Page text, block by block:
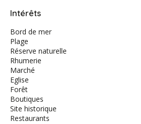
Intérêts
Bord de mer
Plage
Réserve naturelle
Rhumerie
Marché
Eglise
Forêt
Boutiques
Site historique
Restaurants